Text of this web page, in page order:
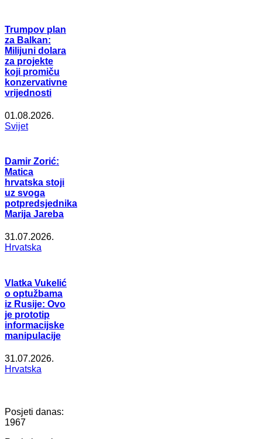
Trumpov plan
za Balkan:
Milijuni dolara
za projekte
koji promiču
konzervativne
vrijednosti
01.08.2026.
Svijet
Damir Zorić:
Matica
hrvatska stoji
uz svoga
potpredsjednika
Marija Jareba
31.07.2026.
Hrvatska
Vlatka Vukelić
o optužbama
iz Rusije: Ovo
je prototip
informacijske
manipulacije
31.07.2026.
Hrvatska
Posjeti danas:
1967